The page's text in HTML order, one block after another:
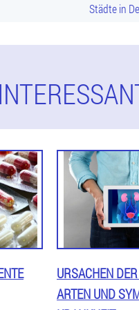
Städte in
URSACHEN
ARTEN UND